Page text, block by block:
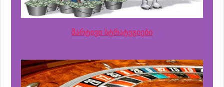
მარტივი სტრატეგიები